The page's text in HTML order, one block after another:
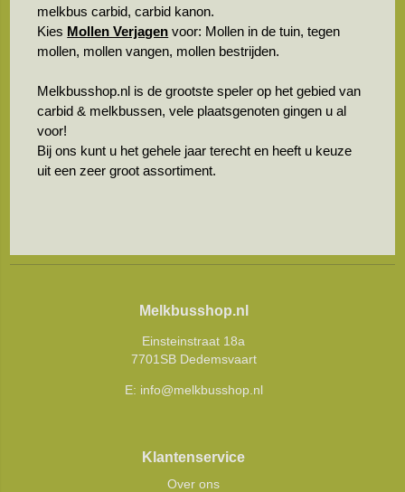
melkbus carbid, carbid kanon.
Kies Mollen Verjagen voor: Mollen in de tuin, tegen
mollen, mollen vangen, mollen bestrijden.
Melkbusshop.nl is de grootste speler op het gebied van
carbid & melkbussen, vele plaatsgenoten gingen u al
voor!
Bij ons kunt u het gehele jaar terecht en heeft u keuze
uit een zeer groot assortiment.
Melkbusshop.nl
Einsteinstraat 18a
7701SB Dedemsvaart
E: info@melkbusshop.nl
Klantenservice
Over ons